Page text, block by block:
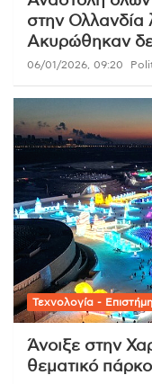
στην Ολλανδία
Ακυρώθηκαν
06/01/2026, 09:20
Τεχνολογία - Επιστήμη
Άνοιξε στην
θεματικό